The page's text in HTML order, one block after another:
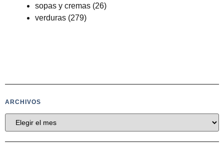
sopas y cremas (26)
verduras (279)
ARCHIVOS